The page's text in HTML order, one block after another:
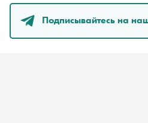
Подписывайтесь на